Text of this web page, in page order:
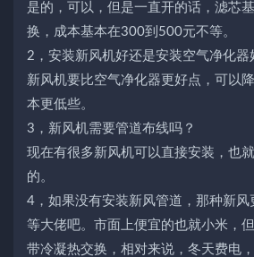
是的，可以，但是一直开的话，滤芯
换，成本基本在300到500元不等。
2，安装新风机好还是安装空气净化器
新风机要比空气净化器更好点，可以
本更低些。
3，新风机需要管道布线吗？
现在有很多新风机可以直接安装，也
的。
4，如果没有安装新风管道，那种新风
等大佬吧。市面上便宜的也就小米，
带冷凝热交换，相对来说，冬天费电